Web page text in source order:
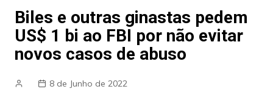
Biles e outras ginastas pedem
US$ 1 bi ao FBI por não evitar
novos casos de abuso
8 de Junho de 2022